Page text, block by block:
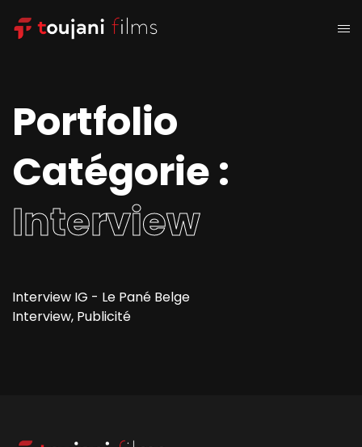
Portfolio
Catégorie :
Interview
Interview IG - Le Pané Belge
Interview, Publicité